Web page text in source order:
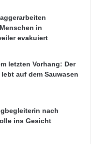
in
evakuiert
letzten Vorhang: Der
auf dem Sauwasen
nach
ins Gesicht